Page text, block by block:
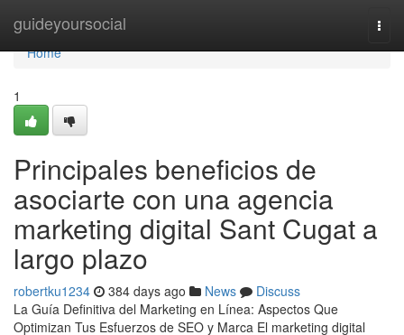
guideyoursocial
Home
Home
1
Principales beneficios de
asociarte con una agencia
marketing digital Sant Cugat a
largo plazo
robertku1234 384 days ago News
Discuss
La Guía Definitiva del Marketing en Línea: Aspectos Que
Optimizan Tus Esfuerzos de SEO y Marca El marketing digital